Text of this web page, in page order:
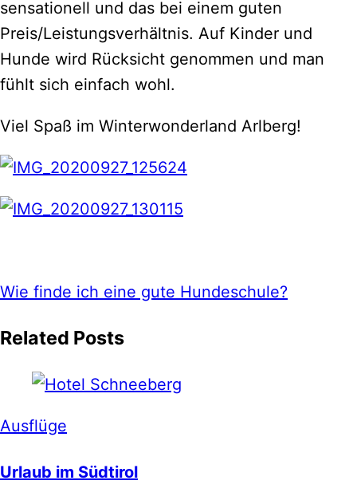
sensationell und das bei einem guten
Preis/Leistungsverhältnis. Auf Kinder und
Hunde wird Rücksicht genommen und man
fühlt sich einfach wohl.
Viel Spaß im Winterwonderland Arlberg!
Wie finde ich eine gute Hundeschule?
Related Posts
Ausflüge
Urlaub im Südtirol